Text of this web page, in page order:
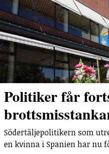
Politiker får
Södertäljepolitikern som
en kvinna i Spanien har nu